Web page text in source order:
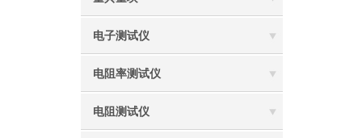
电子测试仪
电阻率测试仪
电阻测试仪